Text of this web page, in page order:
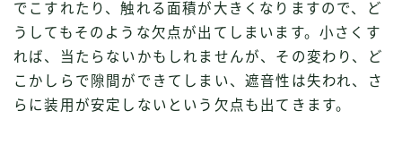
でこすれたり、触れる面積が大きくなりますので、ど
うしてもそのような欠点が出てしまいます。小さくす
れば、当たらないかもしれませんが、その変わり、ど
こかしらで隙間ができてしまい、遮音性は失われ、さ
らに装用が安定しないという欠点も出てきます。